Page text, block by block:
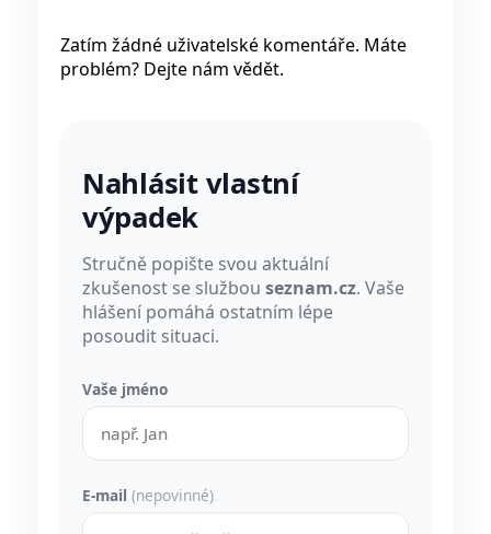
Zatím žádné uživatelské komentáře. Máte
problém? Dejte nám vědět.
Nahlásit vlastní
výpadek
Stručně popište svou aktuální
zkušenost se službou seznam.cz. Vaše
hlášení pomáhá ostatním lépe
posoudit situaci.
Vaše jméno
E-mail (nepovinné)